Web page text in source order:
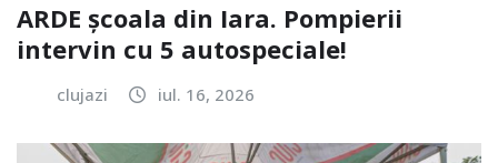
ARDE școala din Iara. Pompierii
intervin cu 5 autospeciale!
clujazi iul. 16, 2026